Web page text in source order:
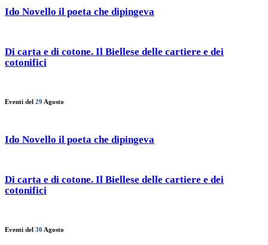
Ido Novello il poeta che dipingeva
Di carta e di cotone. Il Biellese delle cartiere e dei
cotonifici
Eventi del 29 Agosto
Ido Novello il poeta che dipingeva
Di carta e di cotone. Il Biellese delle cartiere e dei
cotonifici
Eventi del 30 Agosto